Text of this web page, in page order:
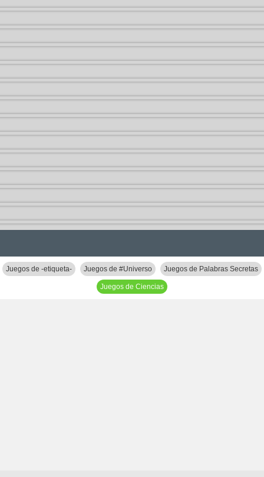
Juegos de -etiqueta- Juegos de #Universo Juegos de Palabras Secretas
Juegos de Ciencias